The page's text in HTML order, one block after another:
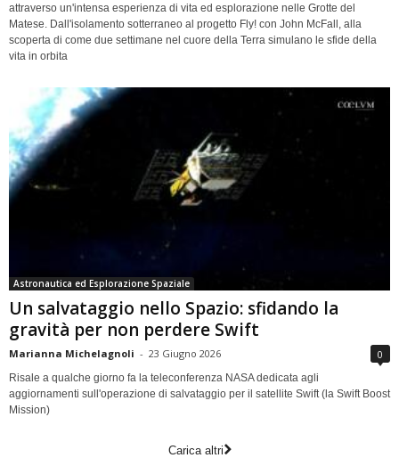
attraverso un'intensa esperienza di vita ed esplorazione nelle Grotte del
Matese. Dall'isolamento sotterraneo al progetto Fly! con John McFall, alla
scoperta di come due settimane nel cuore della Terra simulano le sfide della
vita in orbita
Astronautica ed Esplorazione Spaziale
Un salvataggio nello Spazio: sfidando la
gravità per non perdere Swift
Marianna Michelagnoli - 23 Giugno 2026 0
Risale a qualche giorno fa la teleconferenza NASA dedicata agli
aggiornamenti sull'operazione di salvataggio per il satellite Swift (la Swift Boost
Mission)
Carica altri